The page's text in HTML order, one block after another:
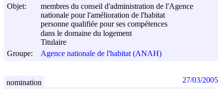
Objet:
membres du conseil d'administration de l'Agence
nationale pour l'amélioration de l'habitat
personne qualifiée pour ses compétences
dans le domaine du logement
Titulaire
Groupe:
Agence nationale de l'habitat (ANAH)
nomination 27/03/2005